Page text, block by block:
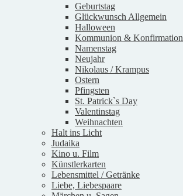
Geburtstag
Glückwunsch Allgemein
Halloween
Kommunion & Konfirmation
Namenstag
Neujahr
Nikolaus / Krampus
Ostern
Pfingsten
St. Patrick`s Day
Valentinstag
Weihnachten
Halt ins Licht
Judaika
Kino u. Film
Künstlerkarten
Lebensmittel / Getränke
Liebe, Liebespaare